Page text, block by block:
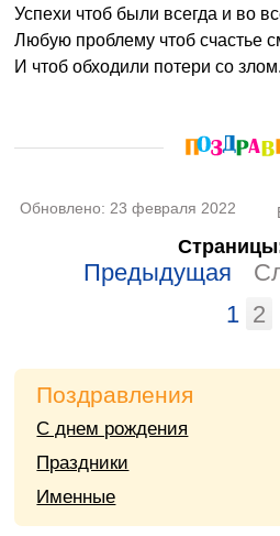
Успехи чтоб были всегда и во
Любую проблему чтоб счастье
И чтоб обходили потери со злом.
Обновлено: 23 февраля 2022
Предыдущая
1 2
Поздравления
С днем рождения
Праздники
Именные